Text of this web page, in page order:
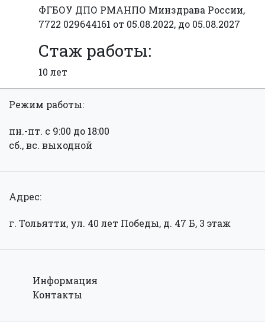
ФГБОУ ДПО РМАНПО Минздрава России,
7722 029644161 от 05.08.2022, до 05.08.2027
Стаж работы:
10 лет
Режим работы:
пн.-пт. с 9:00 до 18:00
сб., вс. выходной
Адрес:
г. Тольятти, ул. 40 лет Победы, д. 47 Б, 3 этаж
Информация
Контакты